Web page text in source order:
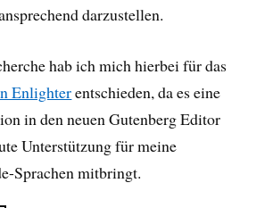
darzustellen.
hab ich mich hierbei für das
Enlighterentschieden, da es eine
in den neuen Gutenberg Editor
Unterstützung für meine
Sprachen mitbringt.